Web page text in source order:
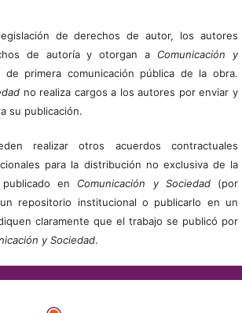
de derechos de autor, los autores
de autoría y otorgan a Comunicación y
primera comunicación pública de la obra.
no realiza cargos a los autores por enviar y
su publicación.
realizar otros acuerdos contractuales
para la distribución no exclusiva de la
en Comunicación y Sociedad(por
repositorio institucional o publicarlo en un
claramente que el trabajo se publicó por
y Sociedad.